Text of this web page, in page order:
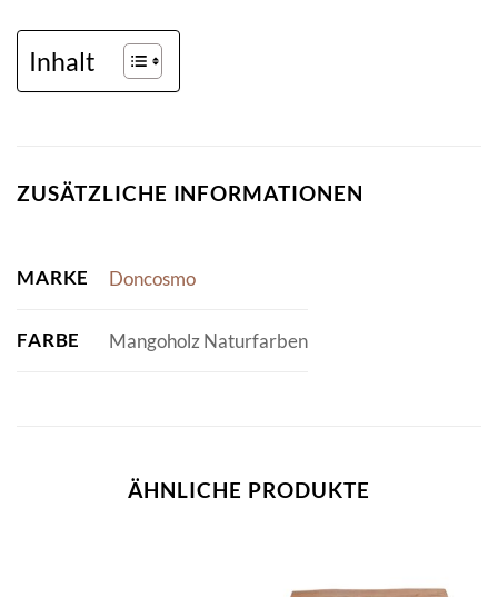
Inhalt
ZUSÄTZLICHE INFORMATIONEN
MARKE Doncosmo
FARBE Mangoholz Naturfarben
ÄHNLICHE PRODUKTE